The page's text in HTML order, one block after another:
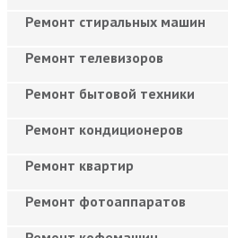
Ремонт стиральных машин
Ремонт телевизоров
Ремонт бытовой техники
Ремонт кондиционеров
Ремонт квартир
Ремонт фотоаппаратов